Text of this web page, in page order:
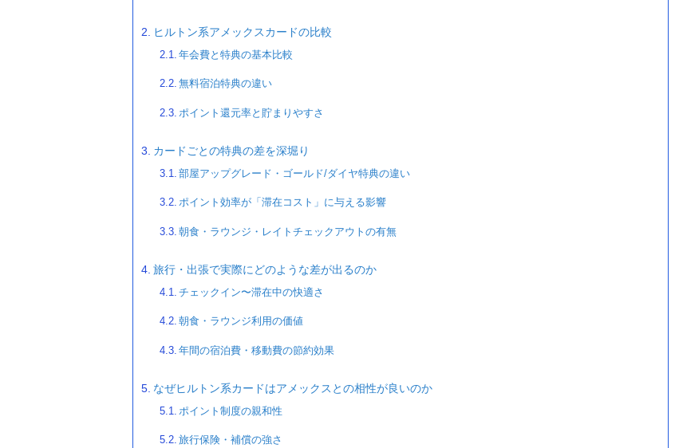
ヒルトン系アメックスカードの比較
年会費と特典の基本比較
無料宿泊特典の違い
ポイント還元率と貯まりやすさ
カードごとの特典の差を深堀り
部屋アップグレード・ゴールド/ダイヤ特典の違い
ポイント効率が「滞在コスト」に与える影響
朝食・ラウンジ・レイトチェックアウトの有無
旅行・出張で実際にどのような差が出るのか
チェックイン〜滞在中の快適さ
朝食・ラウンジ利用の価値
年間の宿泊費・移動費の節約効果
なぜヒルトン系カードはアメックスとの相性が良いのか
ポイント制度の親和性
旅行保険・補償の強さ